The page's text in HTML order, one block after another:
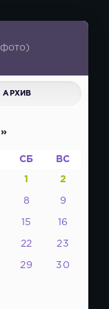
АРХИВ
СБ ВС
1 2
8 9
15 16
22 23
29 30